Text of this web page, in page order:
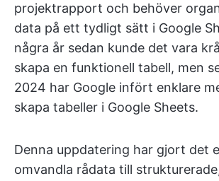
projektrapport och behöver
data på ett tydligt sätt i Google
några år sedan kunde det vara
skapa en funktionell tabell, men
2024 har Google infört enklare
skapa tabeller i Google Sheets.
Denna uppdatering har gjort det
omvandla rådata till